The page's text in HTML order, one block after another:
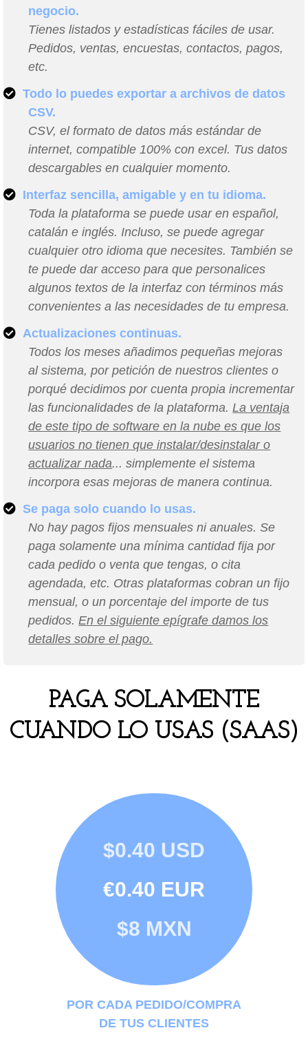
negocio.
Tienes listados y estadísticas fáciles de usar.
Pedidos, ventas, encuestas, contactos, pagos,
etc.
Todo lo puedes exportar a archivos de datos
CSV.
CSV, el formato de datos más estándar de
internet, compatible 100% con excel. Tus datos
descargables en cualquier momento.
Interfaz sencilla, amigable y en tu idioma.
Toda la plataforma se puede usar en español,
catalán e inglés. Incluso, se puede agregar
cualquier otro idioma que necesites. También se
te puede dar acceso para que personalices
algunos textos de la interfaz con términos más
convenientes a las necesidades de tu empresa.
Actualizaciones continuas.
Todos los meses añadimos pequeñas mejoras
al sistema, por petición de nuestros clientes o
porqué decidimos por cuenta propia incrementar
las funcionalidades de la plataforma. La ventaja
de este tipo de softwareen la nube es que los
usuarios no tienen que instalar/desinstalar o
actualizar nada... simplemente el sistema
incorpora esas mejoras de manera continua.
Se paga solo cuando lo usas.
No hay pagos fijos mensuales ni anuales. Se
paga solamente una mínima cantidad fija por
cada pedido o venta que tengas, o cita
agendada, etc. Otras plataformas cobran un fijo
mensual, o un porcentaje del importe de tus
pedidos. En el siguiente epígrafe damos los
detalles sobre el pago.
PAGA SOLAMENTE
CUANDO LO USAS (SAAS)
$0.40 USD
€0.40 EUR
$8 MXN
POR CADA PEDIDO/COMPRA
DE TUS CLIENTES